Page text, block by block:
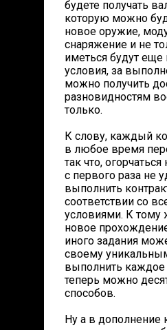
будете получать
которую можно
новое оружие,
снаряжение и не
иметься будут
условия, за
можно получить
разновидностям
только.
К слову, каждый
в любое время
так что, огорчаться
с первого раза не
выполнить
соответствии со
условиями. К тому
новое
иного задания
своему
выполнить каждое
теперь можно
способов.
Ну а в дополнение